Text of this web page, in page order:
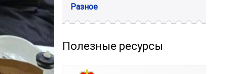
Разное
Полезные ресурсы